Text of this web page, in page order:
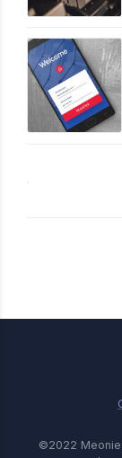
©2022 Meonie